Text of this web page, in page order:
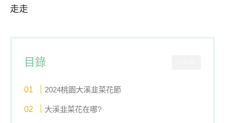
走走
目錄
2024桃園大溪韭菜花節
大溪韭菜花在哪?